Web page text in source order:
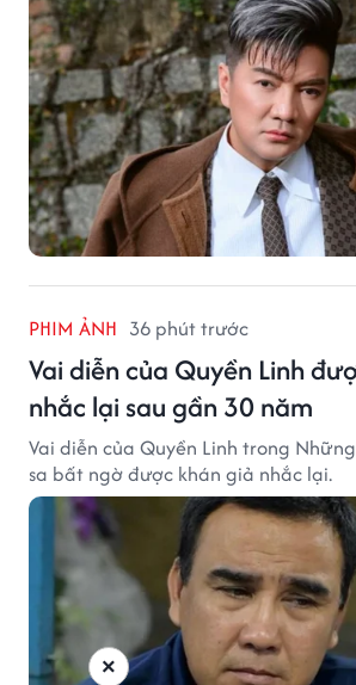
PHIM ẢNH 36 phút trước
Vai diễn của Quyền Linh
nhắc lại sau gần 30 năm
Vai diễn của Quyền Linh trong
sa bất ngờ được khán giả nhắc lại.
×